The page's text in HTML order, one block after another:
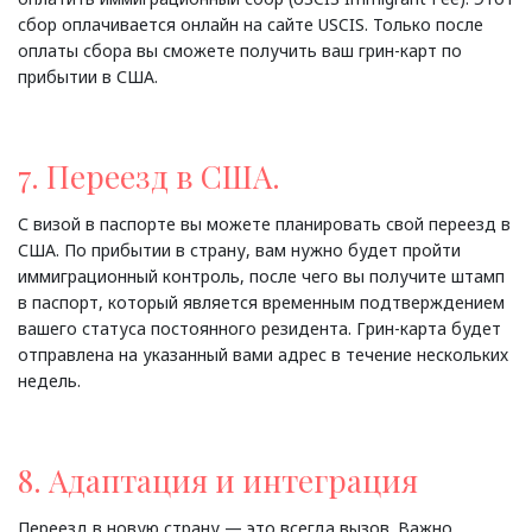
сбор оплачивается онлайн на сайте USCIS. Только после
оплаты сбора вы сможете получить ваш грин-карт по
прибытии в США.
7. Переезд в США.
С визой в паспорте вы можете планировать свой переезд в
США. По прибытии в страну, вам нужно будет пройти
иммиграционный контроль, после чего вы получите штамп
в паспорт, который является временным подтверждением
вашего статуса постоянного резидента. Грин-карта будет
отправлена на указанный вами адрес в течение нескольких
недель.
8. Адаптация и интеграция